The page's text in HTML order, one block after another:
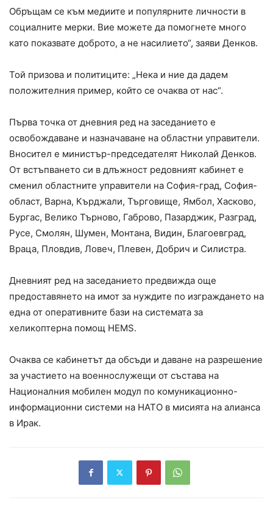
Обръщам се към медиите и популярните личности в
социалните мерки. Вие можете да помогнете много
като показвате доброто, а не насилието“, заяви Денков.
Той призова и политиците: „Нека и ние да дадем
положителния пример, който се очаква от нас“.
Първа точка от дневния ред на заседанието е
освобождаване и назначаване на областни управители.
Вносител е министър-председателят Николай Денков.
От встъпването си в длъжност редовният кабинет е
сменил областните управители на София-град, София-
област, Варна, Кърджали, Търговище, Ямбол, Хасково,
Бургас, Велико Търново, Габрово, Пазарджик, Разград,
Русе, Смолян, Шумен, Монтана, Видин, Благоевград,
Враца, Пловдив, Ловеч, Плевен, Добрич и Силистра.
Дневният ред на заседанието предвижда още
предоставянето на имот за нуждите по изграждането на
една от оперативните бази на системата за
хеликоптерна помощ HEMS.
Очаква се кабинетът да обсъди и даване на разрешение
за участието на военнослужещи от състава на
Националния мобилен модул по комуникационно-
информационни системи на НАТО в мисията на алианса
в Ирак.